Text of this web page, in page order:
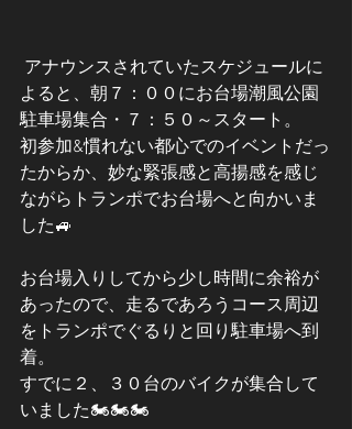
よると、朝７：００にお台場潮風公園
駐車場集合・７：５０～スタート。
初参加&慣れない都心でのイベントだっ
たからか、妙な緊張感と高揚感を感じ
ながらトランポでお台場へと向かいま
した🚙
お台場入りしてから少し時間に余裕が
あったので、走るであろうコース周辺
をトランポでぐるりと回り駐車場へ到
着。
すでに２、３０台のバイクが集合して
いました🏍🏍🏍